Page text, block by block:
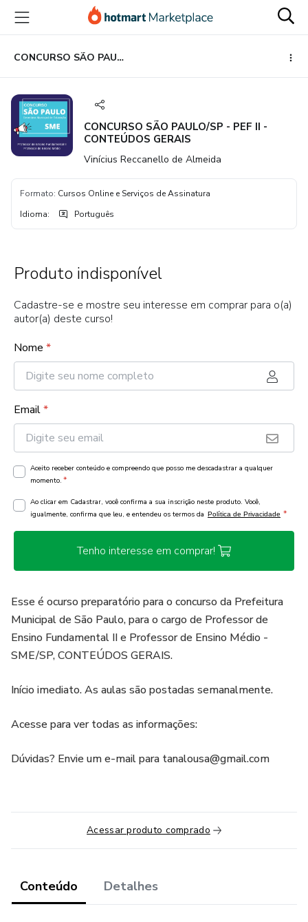
para
conteúdo
principal
para
pagamento
para
rodapé
CONCURSO SÃO PAULO/SP - PEF II - CONTEÚDOS GERAIS
CONCURSO SÃO PAULO/SP - PEF II -
CONTEÚDOS GERAIS
Vinícius Reccanello de Almeida
Formato: Cursos Online e Serviços de Assinatura
Idioma: Português
Produto indisponível
Cadastre-se e mostre seu interesse em comprar para o(a)
autor(a) deste curso!
Nome *
Email*
Aceito receber conteúdo e compreendo que posso me descadastrar a qualquer
momento. *
Ao clicar em Cadastrar, você confirma a sua inscrição neste produto. Você,
igualmente, confirma que leu, e entendeu os termos da Política de Privacidade *
Tenho interesse em comprar!
Esse é ocurso preparatório para o concurso da Prefeitura
Municipal de São Paulo, para o cargo de Professor de
Ensino Fundamental II e Professor de Ensino Médio -
SME/SP, CONTEÚDOS GERAIS.
Início imediato. As aulas são postadas semanalmente.
Acesse para ver todas as informações:
Dúvidas? Envie um e-mail para tanalousa@gmail.com
Acessar produto comprado
Conteúdo Detalhes